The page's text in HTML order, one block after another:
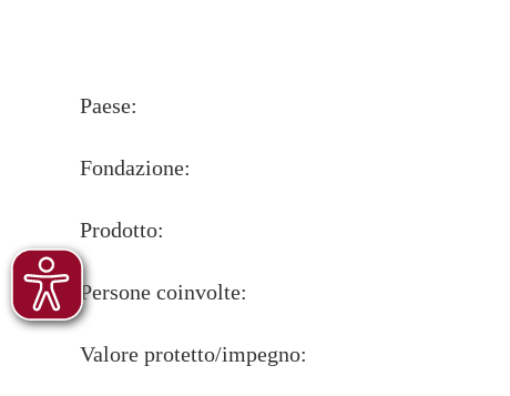
Paese:
Fondazione:
Prodotto:
Persone coinvolte:
Valore protetto/impegno: